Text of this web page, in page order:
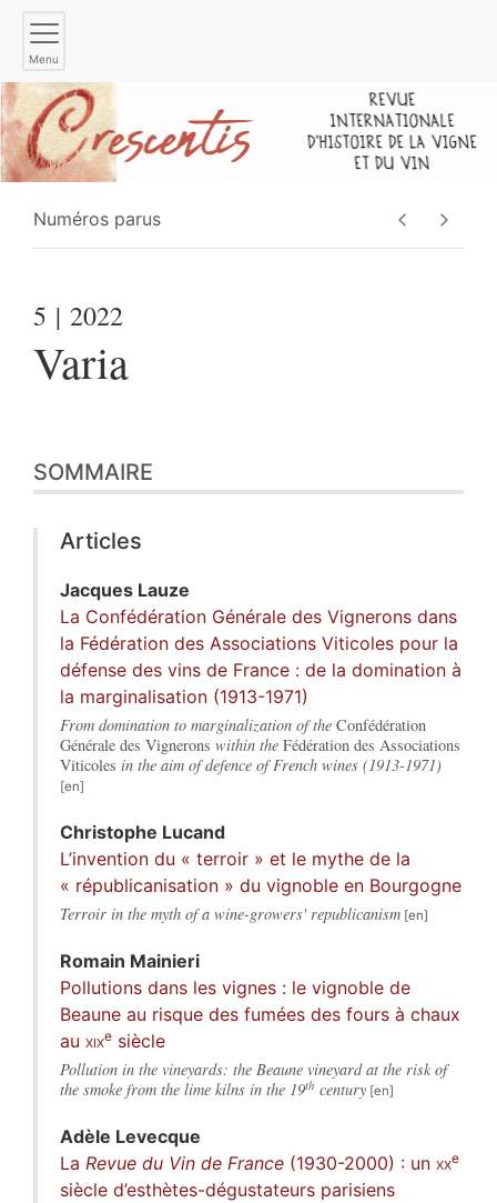
Menu
Numéros parus
5 | 2022
Varia
SOMMAIRE
Articles
Jacques Lauze
La Confédération Générale des Vignerons dans
la Fédération des Associations Viticoles pour la
défense des vins de France : de la domination à
la marginalisation (1913-1971)
From domination to marginalization of the Confédération
Générale des Vignerons within the Fédération des Associations
Viticoles in the aim of defence of French wines (1913-1971)
Christophe Lucand
L’invention du « terroir » et le mythe de la
« républicanisation » du vignoble en Bourgogne
Terroir in the myth of a wine-growers' republicanism
Romain Mainieri
Pollutions dans les vignes : le vignoble de
Beaune au risque des fumées des fours à chaux
au xixe siècle
Pollution in the vineyards: the Beaune vineyard at the risk of
the smoke from the lime kilns in the 19th century
Adèle Levecque
La Revue du Vin de France (1930-2000) : un xxe
siècle d’esthètes-dégustateurs parisiens